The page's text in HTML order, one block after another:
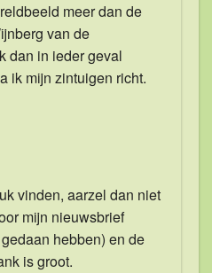
meer dan de
van de
dan in ieder geval
ik mijn zintuigen richt.
vinden, aarzel dan niet
mijn nieuwsbrief
hebben) en de
is groot.